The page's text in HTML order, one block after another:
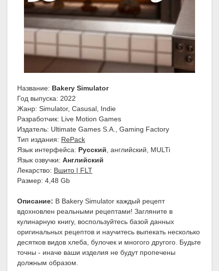
Название: Bakery Simulator
Год выпуска: 2022
Жанр: Simulator, Casusal, Indie
Разработчик: Live Motion Games
Издатель: Ultimate Games S.A., Gaming Factory
Тип издания: RePack
Язык интерфейса: Русский, английский, MULTi
Язык озвучки: Английский
Лекарство: Вшито | FLT
Размер: 4,48 Gb
Описание: В Bakery Simulator каждый рецепт
вдохновлен реальными рецептами! Загляните в
кулинарную книгу, воспользуйтесь базой данных
оригинальных рецептов и научитесь выпекать несколько
десятков видов хлеба, булочек и многого другого. Будьте
точны - иначе ваши изделия не будут пропечены
должным образом.